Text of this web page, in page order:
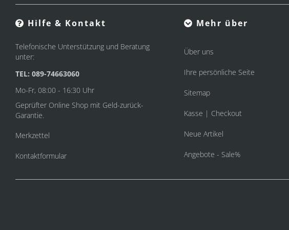
Hilfe & Kontakt
Telefonische Unterstützung und Beratung
unter:
TEL: 089-74663060
Mo-Fr, 08:00 - 16:30 Uhr
Geprüfter Online Shop mit Geld-zurück-
Garantie.
Merkzettel
Kontaktformular
Mehr über
Über uns
Ihre persönliche Seite
Sitemap
Kasse | Checkout
Neue Artikel
Angebote - Sale%